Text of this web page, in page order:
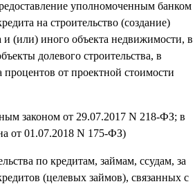
уполномоченным банком
на строительство (создание)
и (или) иного объекта недвижимости, в
долевого строительства, в
процентов от проектной стоимости
законом от 29.07.2017 N 218-ФЗ; в
от 01.07.2018 N 175-ФЗ)
по кредитам, займам, ссудам, за
(целевых займов), связанных с